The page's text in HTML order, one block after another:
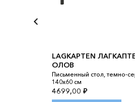
LAGKAPTEN
ОЛОВ
Письменный стол, темно-
140x60 см
4699,00 ₽